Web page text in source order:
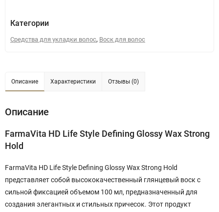
Категории
Средства для укладки волос, Воск для волос
Описание Характеристики Отзывы (0)
Описание
FarmaVita HD Life Style Defining Glossy Wax Strong
Hold
FarmaVita HD Life Style Defining Glossy Wax Strong Hold
представляет собой высококачественный глянцевый воск с
сильной фиксацией объемом 100 мл, предназначенный для
создания элегантных и стильных причесок. Этот продукт